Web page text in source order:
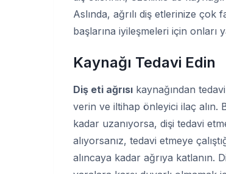
Aslında, ağrılı diş etlerinize
başlarına iyileşmeleri için onları
Kaynağı Tedavi Edin
Diş eti ağrısı kaynağından
verin ve iltihap önleyici ilaç alın.
kadar uzanıyorsa, dişi tedavi
alıyorsanız, tedavi etmeye
alıncaya kadar ağrıya katlanın.